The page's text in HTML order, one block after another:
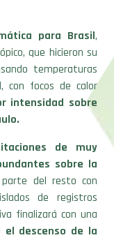
para Brasil,
que hicieron su
temperaturas
con focos de calor
intensidad sobre
de muy
sobre la
del resto con
de registros
finalizará con una
el descenso de la